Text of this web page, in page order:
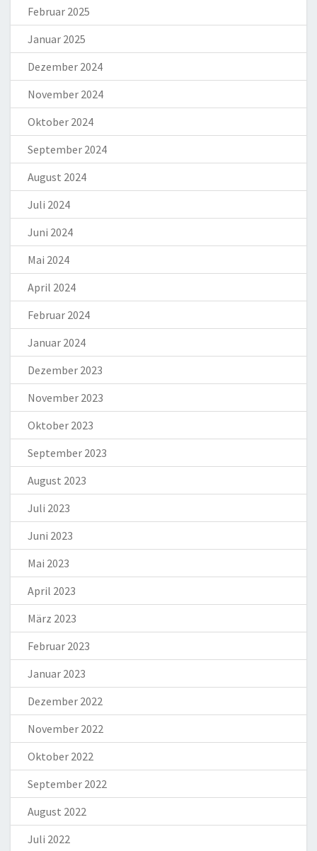
Februar 2025
Januar 2025
Dezember 2024
November 2024
Oktober 2024
September 2024
August 2024
Juli 2024
Juni 2024
Mai 2024
April 2024
Februar 2024
Januar 2024
Dezember 2023
November 2023
Oktober 2023
September 2023
August 2023
Juli 2023
Juni 2023
Mai 2023
April 2023
März 2023
Februar 2023
Januar 2023
Dezember 2022
November 2022
Oktober 2022
September 2022
August 2022
Juli 2022